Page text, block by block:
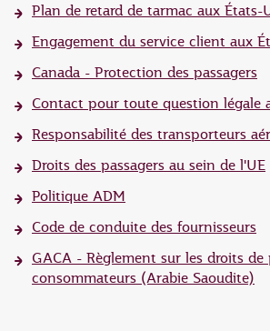
Plan de retard de tarmac aux États-
Engagement du service client aux
Canada - Protection des passagers
Contact pour toute question légale
Responsabilité des transporteurs
Droits des passagers au sein de l'UE
Politique ADM
Code de conduite des fournisseurs
GACA - Règlement sur les droits
consommateurs (Arabie Saoudite)